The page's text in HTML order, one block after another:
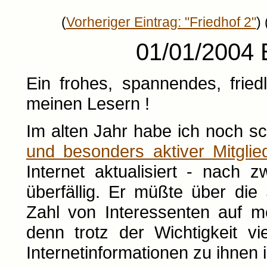
(Vorheriger Eintrag: "Friedhof 2")
01/01/2004
Ein frohes, spannendes,
meinen Lesern !
Im alten Jahr habe ich noch
und besonders aktiver
Internet aktualisiert - nach
überfällig. Er müßte über die
Zahl von Interessenten auf
denn trotz der Wichtigkeit
Internetinformationen zu